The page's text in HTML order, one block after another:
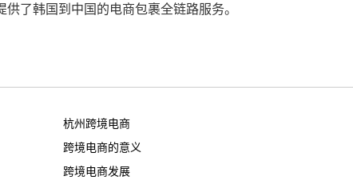
了韩国到中国的电商包裹全链路服务。
杭州跨境电商
跨境电商的意义
跨境电商发展